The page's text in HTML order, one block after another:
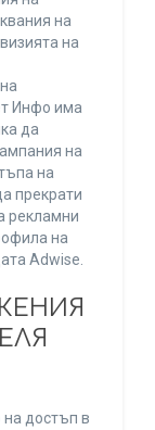
на
на
Инфо има
да
на
на
прекрати
рекламни
на
Adwise.
достъп в